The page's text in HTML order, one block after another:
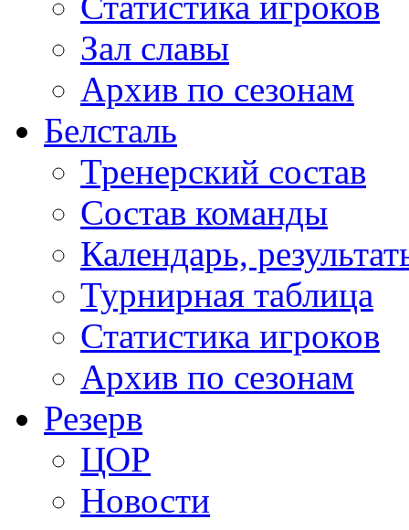
Зал славы
Архив по сезонам
Белсталь
Тренерский состав
Состав команды
Календарь,
Турнирная таблица
Статистика игроков
Архив по сезонам
Резерв
ЦОР
Новости